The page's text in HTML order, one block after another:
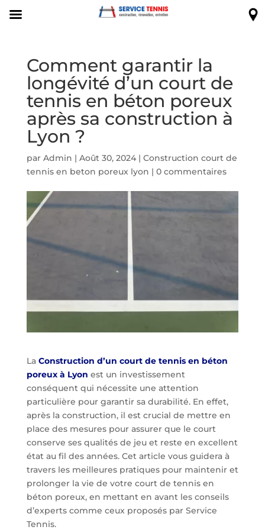
Comment garantir la
longévité d’un court de
tennis en béton poreux
après sa construction à
Lyon ?
par Admin | Août 30, 2024| Construction court de
tennis en beton poreux lyon | 0 commentaires
La Construction d’un court de tennis en béton
poreux à Lyon est un investissement
conséquent qui nécessite une attention
particulière pour garantir sa durabilité. En effet,
après la construction, il est crucial de mettre en
place des mesures pour assurer que le court
conserve ses qualités de jeu et reste en excellent
état au fil des années. Cet article vous guidera à
travers les meilleures pratiques pour maintenir et
prolonger la vie de votre court de tennis en
béton poreux, en mettant en avant les conseils
d’experts comme ceux proposés par Service
Tennis.